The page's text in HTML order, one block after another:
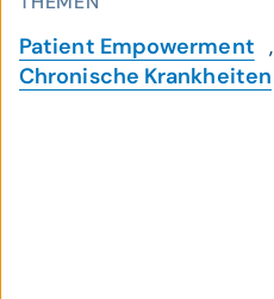
Patient Empowerment ,
Chronische Krankheiten